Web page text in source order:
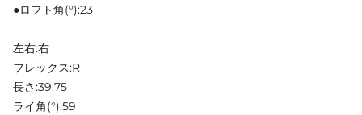
●ロフト角(°):23
左右:右
フレックス:R
長さ:39.75
ライ角(°):59